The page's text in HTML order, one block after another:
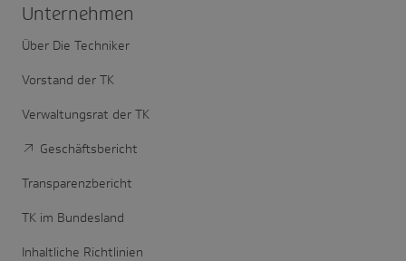
Unter­nehmen
Über Die Techniker
Vorstand der TK
Verwaltungsrat der TK
Geschäftsbericht
Transparenzbericht
TK im Bundesland
Inhaltliche Richtlinien